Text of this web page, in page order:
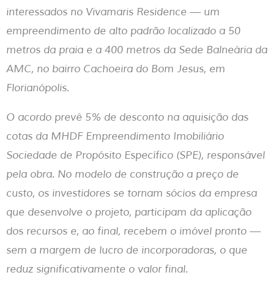
interessados no Vivamaris Residence — um
empreendimento de alto padrão localizado a 50
metros da praia e a 400 metros da Sede Balneária da
AMC, no bairro Cachoeira do Bom Jesus, em
Florianópolis.
O acordo prevê 5% de desconto na aquisição das
cotas da MHDF Empreendimento Imobiliário
Sociedade de Propósito Específico (SPE), responsável
pela obra. No modelo de construção a preço de
custo, os investidores se tornam sócios da empresa
que desenvolve o projeto, participam da aplicação
dos recursos e, ao final, recebem o imóvel pronto —
sem a margem de lucro de incorporadoras, o que
reduz significativamente o valor final.